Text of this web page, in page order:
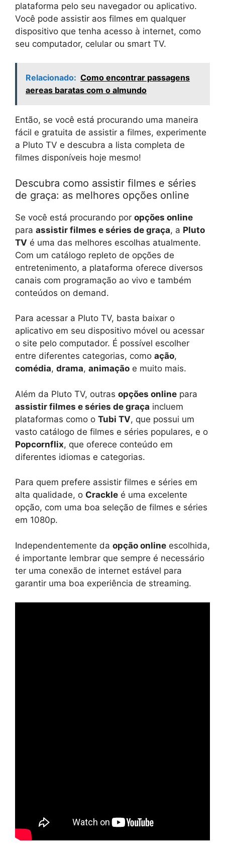
plataforma pelo seu navegador ou aplicativo.
Você pode assistir aos filmes em qualquer
dispositivo que tenha acesso à internet, como
seu computador, celular ou smart TV.
Relacionado: Como encontrar passagens
aereas baratas com o almundo
Então, se você está procurando uma maneira
fácil e gratuita de assistir a filmes, experimente
a Pluto TV e descubra a lista completa de
filmes disponíveis hoje mesmo!
Descubra como assistir filmes e séries
de graça: as melhores opções online
Se você está procurando por opções online
para assistir filmes e séries de graça, a Pluto
TV é uma das melhores escolhas atualmente.
Com um catálogo repleto de opções de
entretenimento, a plataforma oferece diversos
canais com programação ao vivo e também
conteúdos on demand.
Para acessar a Pluto TV, basta baixar o
aplicativo em seu dispositivo móvel ou acessar
o site pelo computador. É possível escolher
entre diferentes categorias, como ação,
comédia, drama, animação e muito mais.
Além da Pluto TV, outras opções online para
assistir filmes e séries de graça incluem
plataformas como o Tubi TV, que possui um
vasto catálogo de filmes e séries populares, e o
Popcornflix, que oferece conteúdo em
diferentes idiomas e categorias.
Para quem prefere assistir filmes e séries em
alta qualidade, o Crackle é uma excelente
opção, com uma boa seleção de filmes e séries
em 1080p.
Independentemente da opção online escolhida,
é importante lembrar que sempre é necessário
ter uma conexão de internet estável para
garantir uma boa experiência de streaming.